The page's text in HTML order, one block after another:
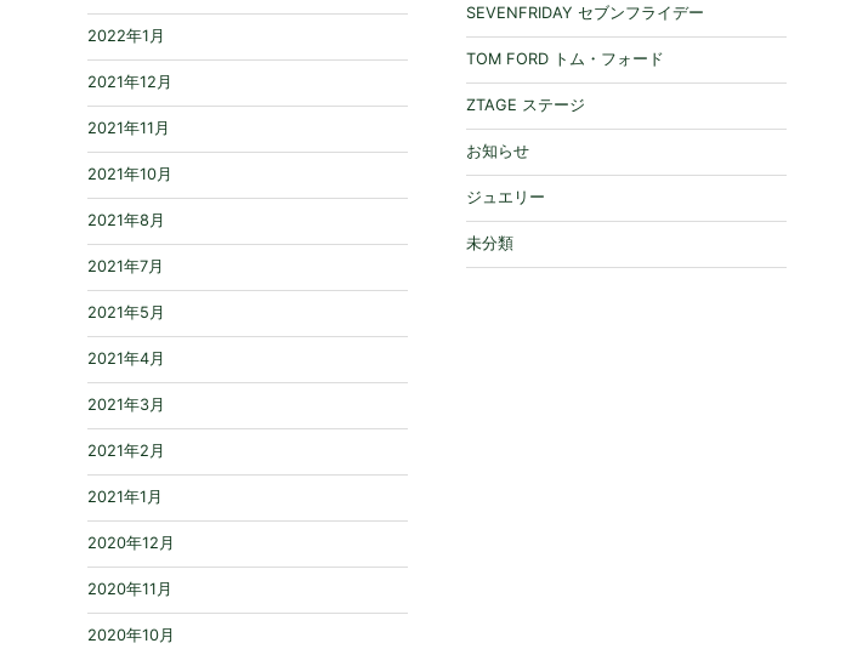
2022年1月
2021年12月
2021年11月
2021年10月
2021年8月
2021年7月
2021年5月
2021年4月
2021年3月
2021年2月
2021年1月
2020年12月
2020年11月
2020年10月
SEVENFRIDAY セブンフライデー
TOM FORD トム・フォード
ZTAGE ステージ
お知らせ
ジュエリー
未分類